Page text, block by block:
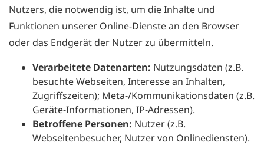
Nutzers, die notwendig ist, um die Inhalte und
Funktionen unserer Online-Dienste an den Browser
oder das Endgerät der Nutzer zu übermitteln.
Verarbeitete Datenarten: Nutzungsdaten (z.B.
besuchte Webseiten, Interesse an Inhalten,
Zugriffszeiten); Meta-/Kommunikationsdaten (z.B.
Geräte-Informationen, IP-Adressen).
Betroffene Personen: Nutzer (z.B.
Webseitenbesucher, Nutzer von Onlinediensten).